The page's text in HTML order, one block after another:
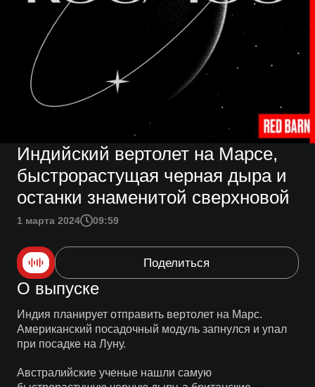
Индийский вертолет на Марсе,
быстрорастущая черная дыра и
останки знаменитой сверхновой
1 марта 2024 09:59
Поделиться
О выпуске
Индия планирует отправить вертолет на Марс.
Американский посадочный модуль запнулся и упал
при посадке на Луну.
Австралийские ученые нашли самую